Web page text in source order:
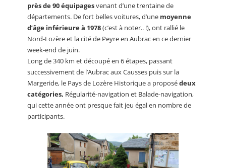
près de 90 équipagesvenant d’une trentaine de
départements. De fort belles voitures, d’une moyenne
d’âge inférieure à 1978(c’est à noter.. !), ont rallié le
Nord-Lozère et la cité de Peyre en Aubrac en ce dernier
week-end de juin.
Long de 340 km et découpé en 6 étapes, passant
successivement de l’Aubrac aux Causses puis sur la
Margeride, le Pays de Lozère Historique a proposédeux
catégories, Régularité-navigation et Balade-navigation,
qui cette année ont presque fait jeu égal en nombre de
participants.